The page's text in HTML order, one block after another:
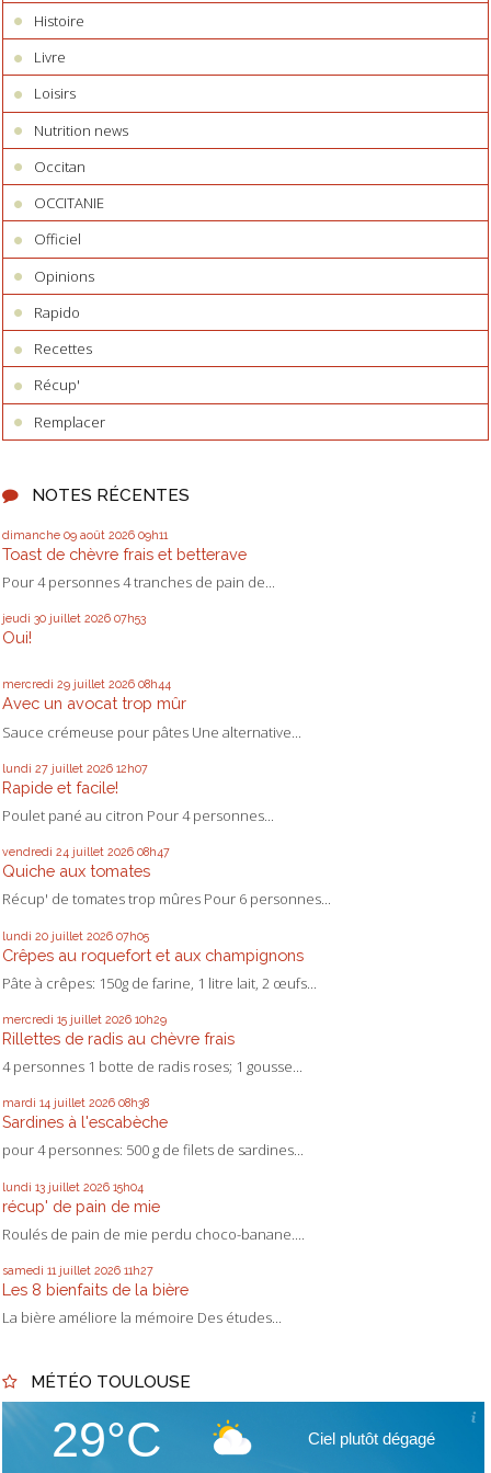
Histoire
Livre
Loisirs
Nutrition news
Occitan
OCCITANIE
Officiel
Opinions
Rapido
Recettes
Récup'
Remplacer
NOTES RÉCENTES
dimanche 09 août 2026 09h11
Toast de chèvre frais et betterave
Pour 4 personnes 4 tranches de pain de...
jeudi 30 juillet 2026 07h53
Oui!
mercredi 29 juillet 2026 08h44
Avec un avocat trop mûr
Sauce crémeuse pour pâtes Une alternative...
lundi 27 juillet 2026 12h07
Rapide et facile!
Poulet pané au citron Pour 4 personnes...
vendredi 24 juillet 2026 08h47
Quiche aux tomates
Récup' de tomates trop mûres Pour 6 personnes...
lundi 20 juillet 2026 07h05
Crêpes au roquefort et aux champignons
Pâte à crêpes: 150g de farine, 1 litre lait, 2 œufs...
mercredi 15 juillet 2026 10h29
Rillettes de radis au chèvre frais
4 personnes 1 botte de radis roses; 1 gousse...
mardi 14 juillet 2026 08h38
Sardines à l'escabèche
pour 4 personnes: 500 g de filets de sardines...
lundi 13 juillet 2026 15h04
récup' de pain de mie
Roulés de pain de mie perdu choco-banane....
samedi 11 juillet 2026 11h27
Les 8 bienfaits de la bière
La bière améliore la mémoire Des études...
MÉTÉO TOULOUSE
29°C Ciel plutôt dégagé